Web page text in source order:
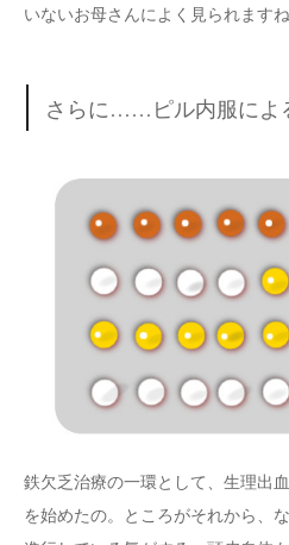
いないお母さんによく見られますね
さらに……ピル内服によ
鉄欠乏治療の一環として、生理出
を始めたの。ところがそれから、